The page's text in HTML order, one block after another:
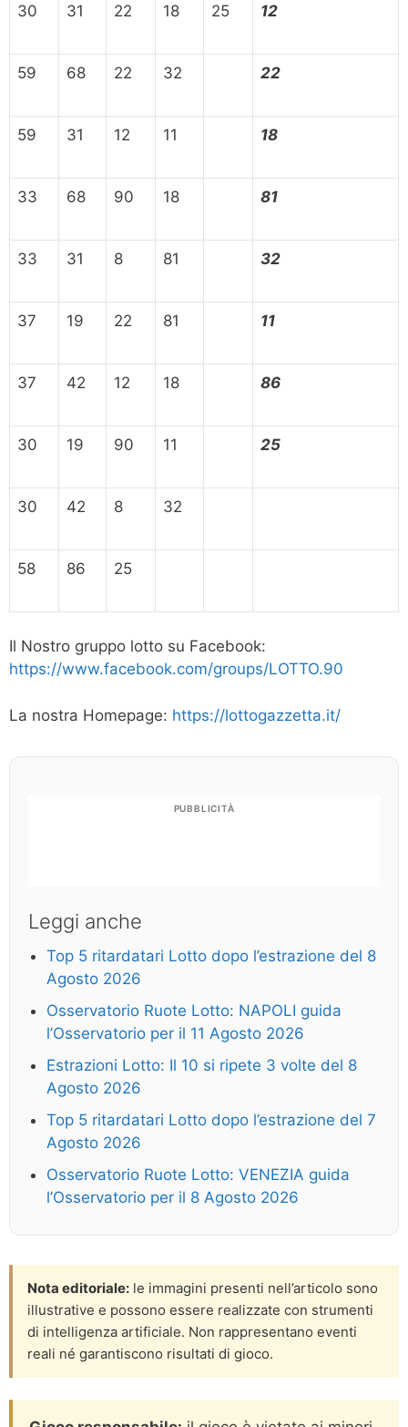
30 31 22 18 25 12
59 68 22 32 22
59 31 12 11 18
33 68 90 18 81
33 31 8 81 32
37 19 22 81 11
37 42 12 18 86
30 19 90 11 25
30 42 8 32
58 86 25
Il Nostro gruppo lotto su Facebook:
https://www.facebook.com/groups/LOTTO.90
La nostra Homepage: https://lottogazzetta.it/
PUBBLICITÀ
Leggi anche
Top 5 ritardatari Lotto dopo l’estrazione del 8
Agosto 2026
Osservatorio Ruote Lotto: NAPOLI guida
l’Osservatorio per il 11 Agosto 2026
Estrazioni Lotto: Il 10 si ripete 3 volte del 8
Agosto 2026
Top 5 ritardatari Lotto dopo l’estrazione del 7
Agosto 2026
Osservatorio Ruote Lotto: VENEZIA guida
l’Osservatorio per il 8 Agosto 2026
Nota editoriale: le immagini presenti nell’articolo sono
illustrative e possono essere realizzate con strumenti
di intelligenza artificiale. Non rappresentano eventi
reali né garantiscono risultati di gioco.